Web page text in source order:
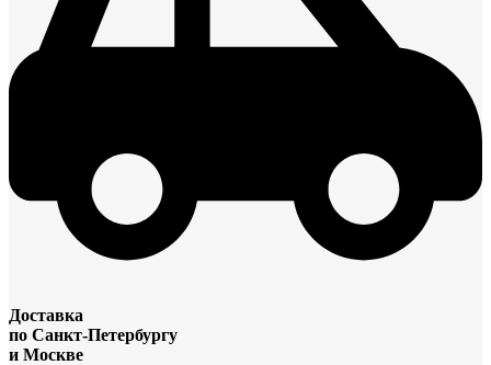
Доставка
по Санкт-Петербургу
и Москве